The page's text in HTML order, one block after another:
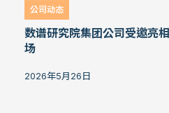
公司动态
数谱研究院集团公司受邀亮
场
2026年5月26日